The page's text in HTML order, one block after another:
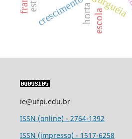
crescimentohortaescola
ie@ufpi.edu.br
ISSN (online) - 2764-1392
ISSN (impresso) - 1517-6258